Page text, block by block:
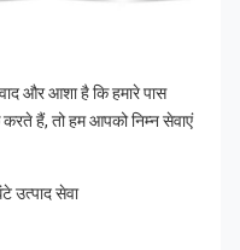
और आशा है कि हमारे पास
हैं, तो हम आपको निम्न सेवाएं
उत्पाद सेवा